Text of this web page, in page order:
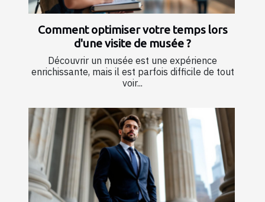
Comment optimiser votre temps lors
d'une visite de musée ?
Découvrir un musée est une expérience
enrichissante, mais il est parfois difficile de tout
voir...